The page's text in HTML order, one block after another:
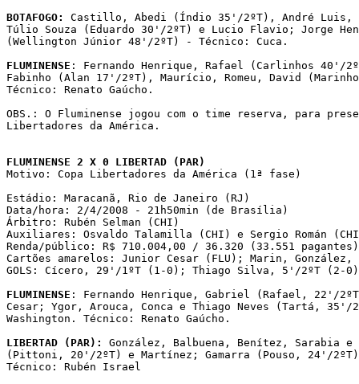
BOTAFOGO:
Castillo, Abedi (Índio 35'/2ºT), André Luis,
Túlio Souza (Eduardo 30'/2ºT) e Lucio Flavio; Jorge
(Wellington Júnior 48'/2ºT) - Técnico: Cuca.
FLUMINENSE : Fernando Henrique, Rafael (Carlinhos 40'/
Fabinho (Alan 17'/2ºT), Maurício, Romeu, David
Técnico: Renato Gaúcho.
OBS.: O Fluminense jogou com o time reserva, para
Libertadores da América.
FLUMINENSE 2 X 0 LIBERTAD (PAR)
Motivo: Copa Libertadores da América (1ª fase)
Estádio: Maracanã, Rio de Janeiro (RJ)
Data/hora: 2/4/2008 - 21h50min (de Brasília)
Árbitro: Rubén Selman (CHI)
Auxiliares: Osvaldo Talamilla (CHI) e Sergio Román
Renda/público: R$ 710.004,00 / 36.320 (33.551 pagantes)
Cartões amarelos: Junior Cesar (FLU); Marin,
GOLS: Cícero, 29'/1ºT (1-0); Thiago Silva, 5'/2ºT (2-0)
FLUMINENSE : Fernando Henrique, Gabriel (Rafael, 22'/
Cesar; Ygor, Arouca, Conca e Thiago Neves (Tartá,
Washington. Técnico: Renato Gaúcho.
LIBERTAD (PAR): González, Balbuena, Benítez, Sarabia
(Pittoni, 20'/2ºT) e Martínez; Gamarra (Pouso, 24'/
Técnico: Rubén Israel